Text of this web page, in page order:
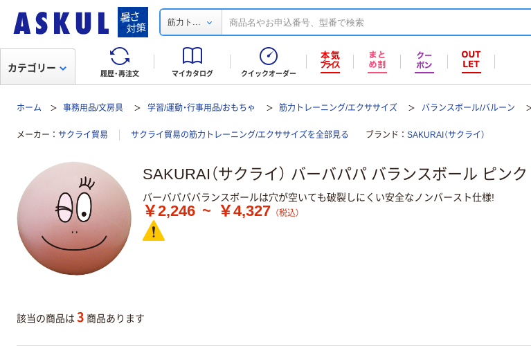
筋力ト ...
履歴・再注文 マイカタログ クイックオーダー
カテゴリー
ホーム 事務用品/文房具 学習/運動・行事用品/おもちゃ 筋力トレーニング/エクササイズ バランスボール/バルーン
メーカー サクライ貿易 サクライ貿易の筋力トレーニング/エクササイズを全部見る ブランド SAKURAI（サクライ）
SAKURAI（サクライ） バーバパパ バランスボール ピンク
バーバパパバランスボールは穴が空いても破裂しにくい安全なノンバースト仕様!
￥2,246 ~ ￥4,327 （税込）
該当の商品は 3 商品あります